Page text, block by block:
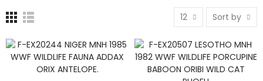
12 Sort by